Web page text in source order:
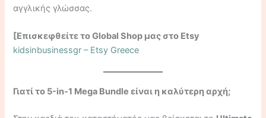
αγγλικής γλώσσας.
[Επισκεφθείτε το Global Shop μας στο Etsy
kidsinbusinessgr – Etsy Greece
Γιατί το 5-in-1 Mega Bundle είναι η καλύτερη αρχή;